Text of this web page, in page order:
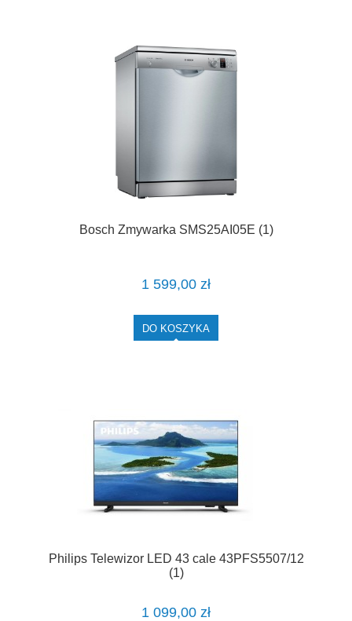
Bosch Zmywarka SMS25AI05E (1)
1 599,00 zł
DO KOSZYKA
Philips Telewizor LED 43 cale 43PFS5507/12
(1)
1 099,00 zł